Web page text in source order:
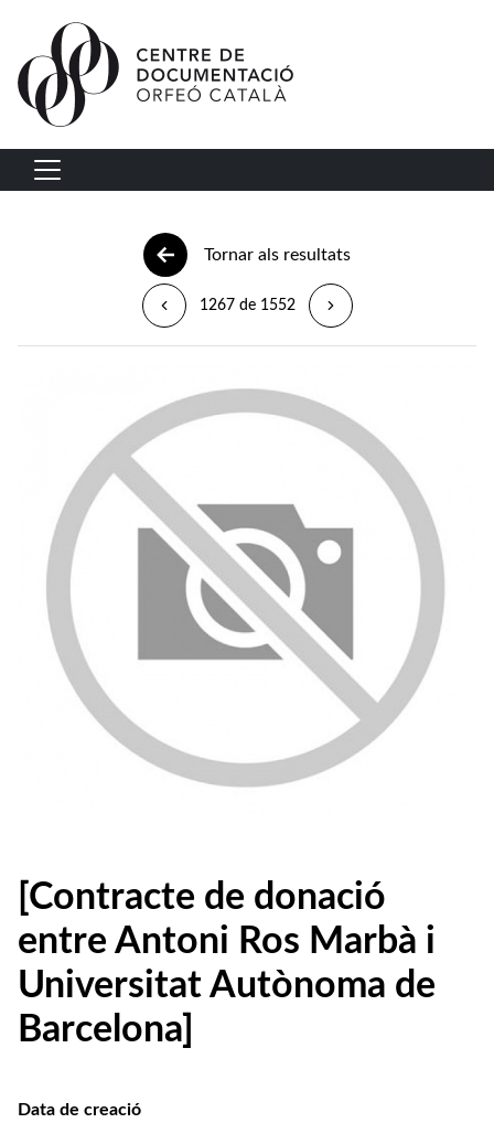
Vés al contingut
Navegació principal
Tornar als resultats
1267 de 1552
[Contracte de donació
entre Antoni Ros Marbà i
Universitat Autònoma de
Barcelona]
Data de creació